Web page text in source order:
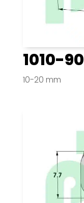
1010-90
10-20 mm